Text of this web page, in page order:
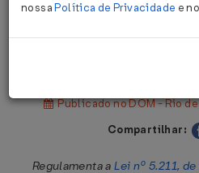
Decreto Nº 44728
Publicado no DOM - Rio
Compartilhar:
Regulamenta aLei nº 5.211,
nossaPolítica de Privacidade e